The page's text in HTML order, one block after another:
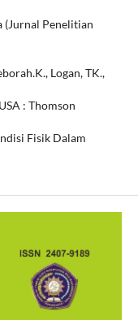
(Jurnal Penelitian
Logan, TK.,
: Thomson
Fisik Dalam